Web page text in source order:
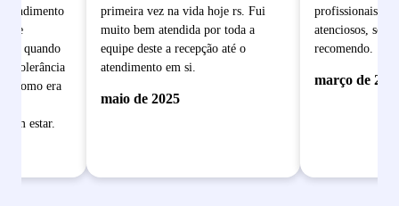
de
quando
intolerância
como era
estar.
primeira vez na vida hoje rs. Fui
muito bem atendida por toda a
equipe deste a recepção até o
atendimento em si.
maio de 2025
profissionais
atenciosos, sem
recomendo.
março de